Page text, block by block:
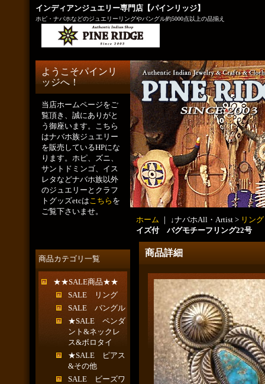
インディアンジュエリー専門店【パインリッジ】
ホピ・ナバホなどのジュエリーリングやバングル約5000点以上の品揃え
ようこそパインリ
ッジへ！
当店ホームページをご
覧頂き、誠にありがと
う御座います。こちら
はナバホ族ジュエリー
を販売しているHPにな
ります。ホピ、ズニ、
サントドミンゴ、イス
レタなどナバホ族以外
のジュエリーとクラフ
トグッズetcはこちら を
ご覧下さいませ。
商品カテゴリ一覧
★★SALE商品★★
SALE リング
SALE バングル
★SALE ペンダ
ント&ネックレ
ス&ボロタイ
★SALE ピアス
&その他
SALE ビーズワ
ホーム ｜ ↓ナバホAll・Artist > リング
イズ付 バグモチーフリング22号
商品詳細